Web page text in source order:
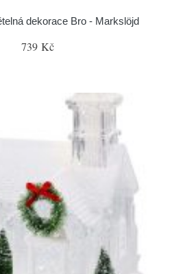
dekorace Bro - Markslöjd
739 Kč